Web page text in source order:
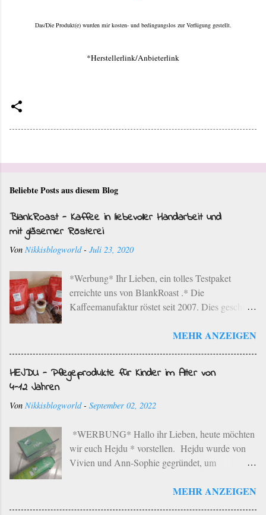
Das/Die Produkt(e) wurden mir kosten- und bedingungslos zur Verfügung gestellt.
*Herstellerlink/Anbieterlink
Beliebte Posts aus diesem Blog
BlankRoast - Kaffee in liebevoller Handarbeit und
mit gläserner Rösterei
Von Nikkisblogworld - Juli 23, 2020
*Werbung* Ihr Lieben, ein tolles Testpaket
erreichte uns von BlankRoast .* Die
Kaffeemanufaktur röstet seit 2007. Dies geschieht
Provenienzen der besten Anbaugebiete der Erde
einem schonenden Langzeit-Röstverfahren unter
geröstet werden. Die Kaffeemanufaktur hat ihren
Aromen der jeweiligen Bohnen werden in
liebevoller Handarbeit herausgearbeitet. Der
Familienbetrieb betreibt eine sortenreine Röstung
im Geschmack wider. Die Rösterei hat noch eine
MEHR ANZEIGEN
HEJDU - Pflegeprodukte für Kinder im Alter von
4-12 Jahren
Von Nikkisblogworld - September 02, 2022
*WERBUNG* Hallo ihr Lieben, heute möchten
wir euch Hejdu * vorstellen. Hejdu wurde von
Vivien und Ann-Sophie gegründet, um
und 12 Jahren herzustellen. Es gibt unzählige
MEHR ANZEIGEN